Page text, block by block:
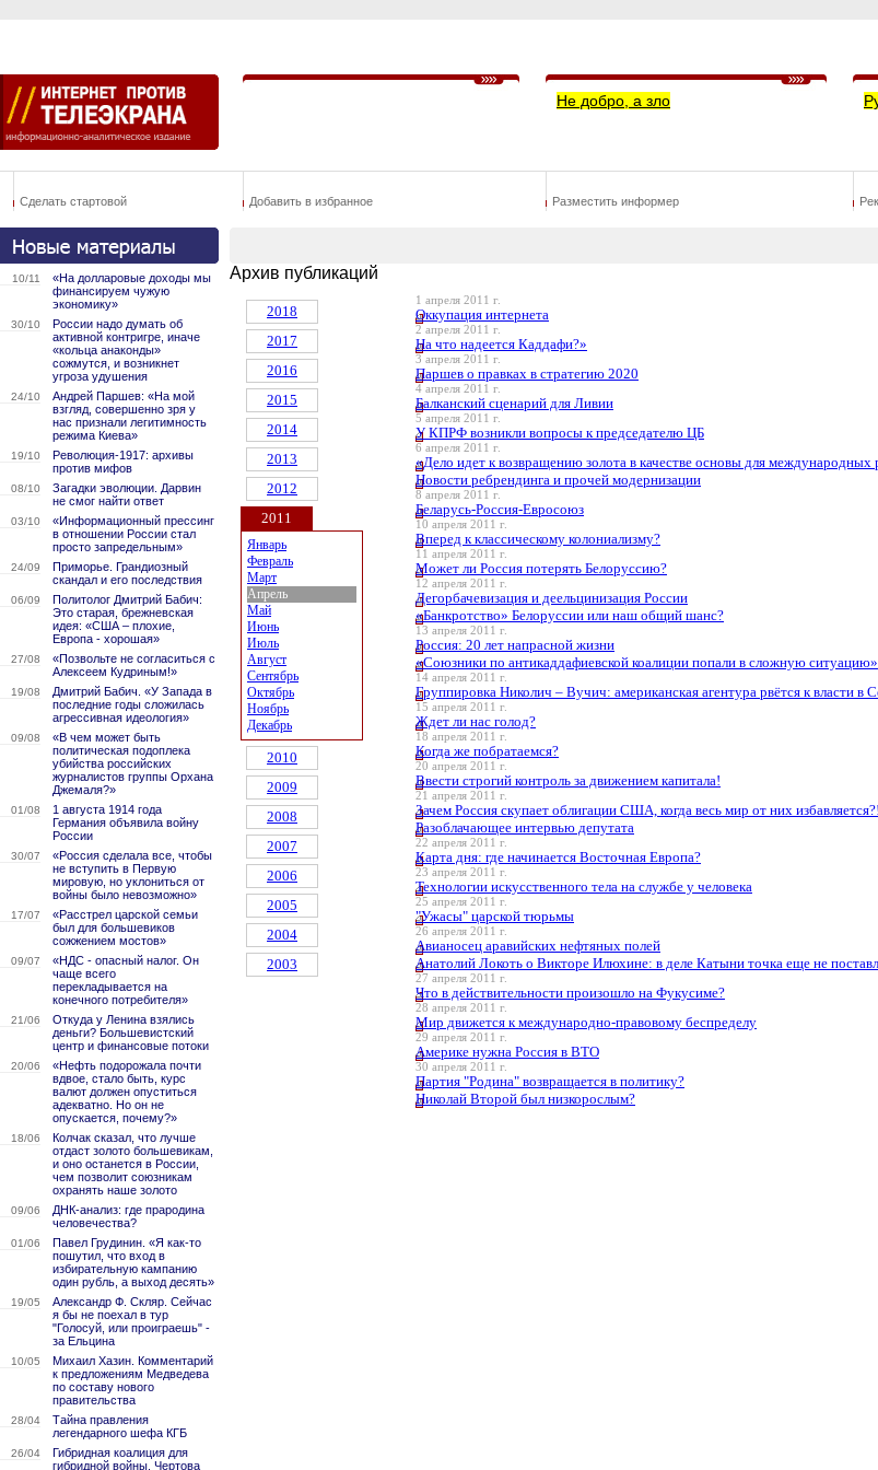
Не добро, а зло
Сделать стартовой Добавить в избранное Разместить информер
10/11
«На долларовые доходы мы
финансируем чужую
экономику»
30/10
России надо думать об
активной контригре, иначе
«кольца анаконды»
сожмутся, и возникнет
угроза удушения
24/10
Андрей Паршев: «На мой
взгляд, совершенно зря у
нас признали легитимность
режима Киева»
19/10
Революция-1917: архивы
против мифов
08/10
Загадки эволюции. Дарвин
не смог найти ответ
03/10
«Информационный прессинг
в отношении России стал
просто запредельным»
24/09
Приморье. Грандиозный
скандал и его последствия
06/09
Политолог Дмитрий Бабич:
Это старая, брежневская
идея: «США – плохие,
Европа - хорошая»
27/08
«Позвольте не согласиться с
Алексеем Кудриным!»
19/08
Дмитрий Бабич. «У Запада в
последние годы сложилась
агрессивная идеология»
09/08
«В чем может быть
политическая подоплека
убийства российских
журналистов группы Орхана
Джемаля?»
01/08
1 августа 1914 года
Германия объявила войну
России
30/07
«Россия сделала все, чтобы
не вступить в Первую
мировую, но уклониться от
войны было невозможно»
17/07
«Расстрел царской семьи
был для большевиков
сожжением мостов»
09/07
«НДС - опасный налог. Он
чаще всего
перекладывается на
конечного потребителя»
21/06
Откуда у Ленина взялись
деньги? Большевистский
центр и финансовые потоки
20/06
«Нефть подорожала почти
вдвое, стало быть, курс
валют должен опуститься
адекватно. Но он не
опускается, почему?»
18/06
Колчак сказал, что лучше
отдаст золото большевикам,
и оно останется в России,
чем позволит союзникам
охранять наше золото
09/06
ДНК-анализ: где прародина
человечества?
01/06
Павел Грудинин. «Я как-то
пошутил, что вход в
избирательную кампанию
один рубль, а выход десять»
19/05
Александр Ф. Скляр. Сейчас
я бы не поехал в тур
"Голосуй, или проиграешь" -
за Ельцина
10/05
Михаил Хазин. Комментарий
к предложениям Медведева
по составу нового
правительства
28/04
Тайна правления
легендарного шефа КГБ
26/04
Гибридная коалиция для
гибридной войны. Чертова
Архив публикаций
2018
2017
2016
2015
2014
2013
2012
2011
Январь
Февраль
Март
Апрель
Май
Июнь
Июль
Август
Сентябрь
Октябрь
Ноябрь
Декабрь
2010
2009
2008
2007
2006
2005
2004
2003
1 апреля 2011 г.
Оккупация интернета
2 апреля 2011 г.
На что надеется Каддафи?»
3 апреля 2011 г.
Паршев о правках в стратегию 2020
4 апреля 2011 г.
Балканский сценарий для Ливии
5 апреля 2011 г.
У КПРФ возникли вопросы к председателю ЦБ
6 апреля 2011 г.
«Дело идет к возвращению золота в качестве основы для международных
Новости ребрендинга и прочей модернизации
8 апреля 2011 г.
Беларусь-Россия-Евросоюз
10 апреля 2011 г.
Вперед к классическому колониализму?
11 апреля 2011 г.
Может ли Россия потерять Белоруссию?
12 апреля 2011 г.
Дегорбачевизация и деельцинизация России
«Банкротство» Белоруссии или наш общий шанс?
13 апреля 2011 г.
Россия: 20 лет напрасной жизни
«Союзники по антикаддафиевской коалиции попали в сложную ситуацию»
14 апреля 2011 г.
Группировка Николич – Вучич: американская агентура рвётся к власти в
15 апреля 2011 г.
Ждет ли нас голод?
18 апреля 2011 г.
Когда же побратаемся?
20 апреля 2011 г.
Ввести строгий контроль за движением капитала!
21 апреля 2011 г.
Зачем Россия скупает облигации США, когда весь мир от них избавляется?!
Разоблачающее интервью депутата
22 апреля 2011 г.
Карта дня: где начинается Восточная Европа?
23 апреля 2011 г.
Технологии искусственного тела на службе у человека
25 апреля 2011 г.
"Ужасы" царской тюрьмы
26 апреля 2011 г.
Авианосец аравийских нефтяных полей
Анатолий Локоть о Викторе Илюхине: в деле Катыни точка еще не
27 апреля 2011 г.
Что в действительности произошло на Фукусиме?
28 апреля 2011 г.
Мир движется к международно-правовому беспределу
29 апреля 2011 г.
Америке нужна Россия в ВТО
30 апреля 2011 г.
Партия "Родина" возвращается в политику?
Николай Второй был низкорослым?